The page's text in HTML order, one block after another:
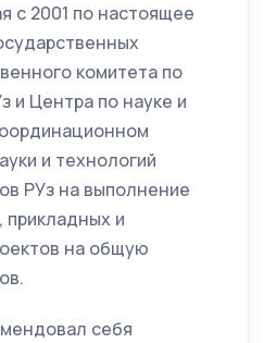
с 2001 по настоящее
комитета по
и Центра по науке и
и технологий
РУз на выполнение
и
на общую
себя